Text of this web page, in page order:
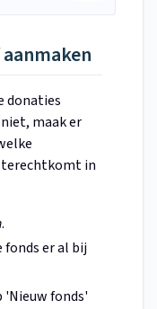
donaties
maak er
in
.
er al bij
'Nieuw fonds'